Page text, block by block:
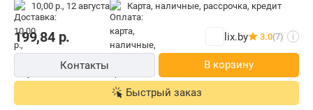
10,00 р., 12 августа карта, наличные, рассрочка, кредит
199,84р. lix.by 3.0(7) i
Контакты В корзину
Быстрый заказ